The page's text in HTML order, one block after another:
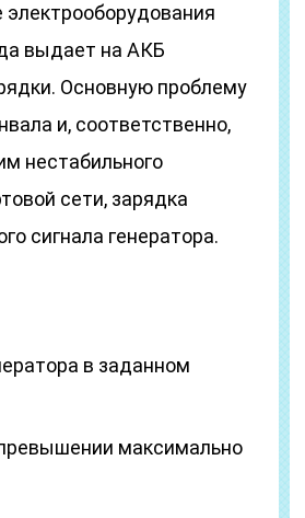
электрооборудования
выдает на АКБ
Основную проблему
и, соответственно,
нестабильного
сети, зарядка
сигнала генератора.
в заданном
максимально